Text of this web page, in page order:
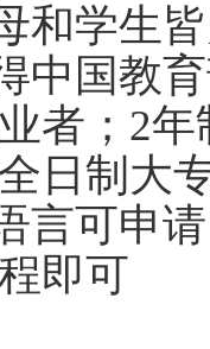
和学生皆
中国教
者；2
日制大
言可申
即可